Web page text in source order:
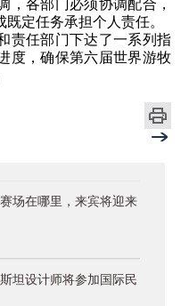
，各部门必须协调配合，
定任务承担个人责任。
责任部门下达了一系列指
度，确保第六届世界游牧
场在哪里，来宾将迎来
坦设计师将参加国际民